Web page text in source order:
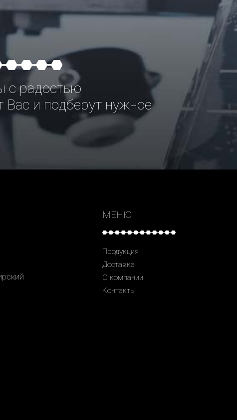
с радостью
Вас и подберут нужное
МЕНЮ
Продукция
Доставка
О компании
Контакты